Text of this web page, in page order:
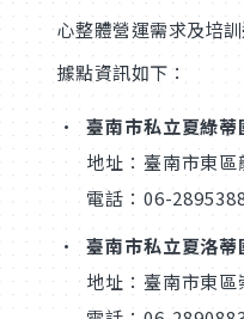
心整體營運需求及培
據點資訊如下：
臺南市私立夏綠
地址：臺南市東
電話：06-
臺南市私立夏洛
地址：臺南市東